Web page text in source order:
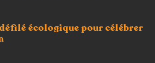
écologique pour célébrer